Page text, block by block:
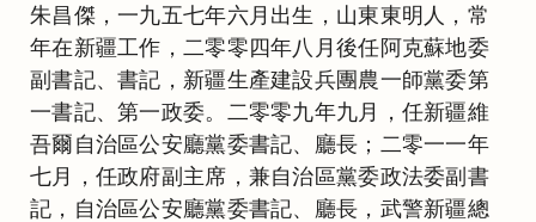
朱昌傑，一九五七年六月出生，山東東明人，常
年在新疆工作，二零零四年八月後任阿克蘇地委
副書記、書記，新疆生產建設兵團農一師黨委第
一書記、第一政委。二零零九年九月，任新疆維
吾爾自治區公安廳黨委書記、廳長；二零一一年
七月，任政府副主席，兼自治區黨委政法委副書
記，自治區公安廳黨委書記、廳長，武警新疆總